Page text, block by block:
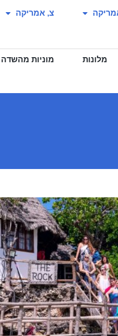
צ, אמריקה
מלונות מוניות מהשדה